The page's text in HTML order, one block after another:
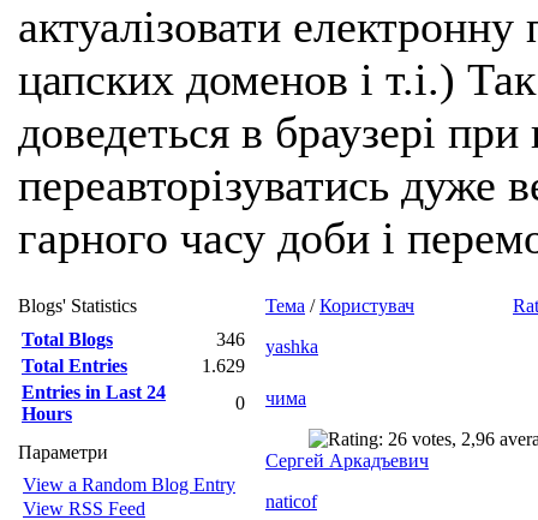
актуалізовати
цапских доменов і т.і.)
доведеться в браузері
переавторізуватись
гарного часу доби і
Тема /Користувач
yashka
чима
Сергей Аркадъевич
naticof
Blogs' Statistics
Total Blogs
346
Total Entries
1.629
Entries in Last 24
Hours
0
Параметри
View a Random Blog Entry
View RSS Feed